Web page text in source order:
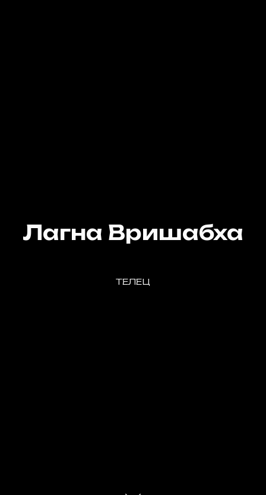
Лагна Вришабха
ТЕЛЕЦ